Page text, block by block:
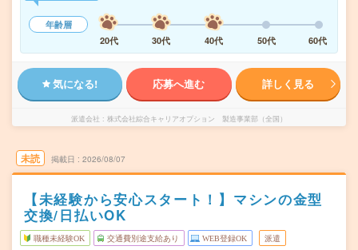
年齢層
20代
30代 40代 50代 60代
気になる! 応募へ進む 詳しく見る
派遣会社 株式会社綜合キャリアオプション 製造事業部（全国）
未読 掲載日 2026/08/07
【未経験から安心スタート！】マシンの金型
交換/日払いOK
職種未経験OK 交通費別途支給あり WEB登録OK 派遣